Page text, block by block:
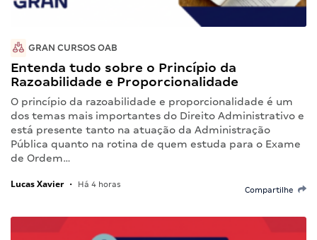
GRAN CURSOS OAB
Entenda tudo sobre o Princípio da
Razoabilidade e Proporcionalidade
O princípio da razoabilidade e proporcionalidade é um
dos temas mais importantes do Direito Administrativo e
está presente tanto na atuação da Administração
Pública quanto na rotina de quem estuda para o Exame
de Ordem…
Lucas Xavier • Há 4 horas
Compartilhe